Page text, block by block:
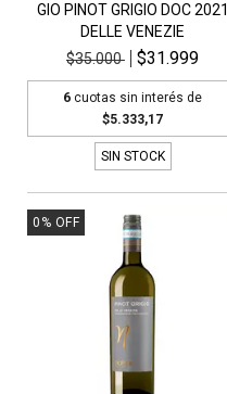
GIO PINOT GRIGIO DOC 2021
DELLE VENEZIE
$35.000
$31.999
6 cuotas sin interés de
$5.333,17
SIN STOCK
0 % OFF